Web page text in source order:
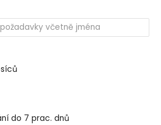
do 7 prac. dnů